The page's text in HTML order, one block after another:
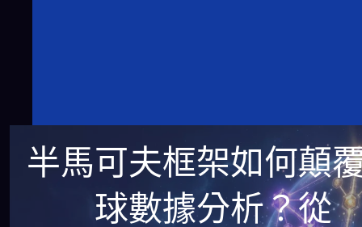
半馬可夫框架如何顛
球數據分析？從